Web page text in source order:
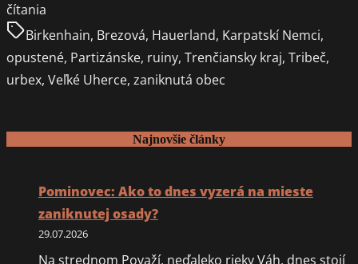
osada
Brezová:
ruiny?
time
čítania
Birkenhain, Brezová, Hauerland, Karpatskí Nemci,
opustené, Partizánske, ruiny, Trenčiansky kraj, Tribeč,
urbex, Veľké Uherce, zaniknutá obec
Najnovšie články
Pominovec: Ako to dnes vyzerá na mieste
zaniknutej osady?
29.07.2026
Na strednom Považí, neďaleko rieky Váh, dnes stojí